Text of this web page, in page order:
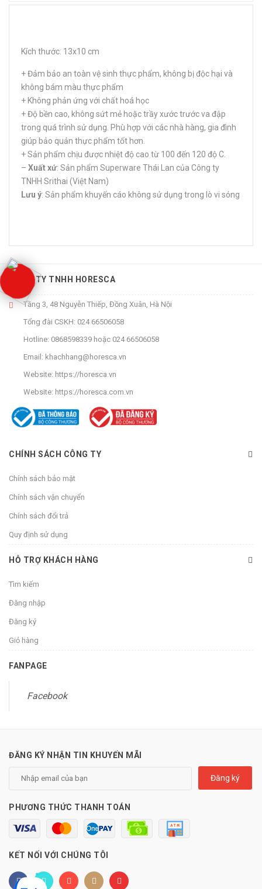
Kích thước: 13x10 cm
+ Đảm bảo an toàn vệ sinh thực phẩm, không bị độc hại và
không bám màu thực phẩm
+ Không phản ứng với chất hoá học
+ Độ bền cao, không sứt mẻ hoặc trầy xước trước va đập
trong quá trình sử dụng. Phù hợp với các nhà hàng, gia đình
giúp bảo quản thực phẩm tốt hơn.
+ Sản phẩm chịu được nhiệt độ cao từ 100 đến 120 độ C.
– Xuất xứ: Sản phẩm Superware Thái Lan của Công ty
TNHH Srithai (Việt Nam)
Lưu ý: Sản phẩm khuyến cáo không sử dụng trong lò vi sóng
CÔNG TY TNHH HORESCA
Tầng 3, 48 Nguyễn Thiếp, Đồng Xuân, Hà Nội
Tổng đài CSKH: 024 66506058
Hotline: 0868598339 hoặc 024 66506058
Email: khachhang@horesca.vn
Website: https://horesca.vn
Website: https://horesca.com.vn
CHÍNH SÁCH CÔNG TY
Chính sách bảo mật
Chính sách vận chuyển
Chính sách đổi trả
Quy định sử dụng
HỖ TRỢ KHÁCH HÀNG
Tìm kiếm
Đăng nhập
Đăng ký
Giỏ hàng
FANPAGE
Facebook
ĐĂNG KÝ NHẬN TIN KHUYẾN MÃI
Đăng ký
PHƯƠNG THỨC THANH TOÁN
KẾT NỐI VỚI CHÚNG TÔI